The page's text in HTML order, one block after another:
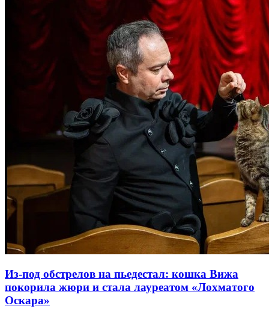
Из-под обстрелов на пьедестал: кошка Вижа
покорила жюри и стала лауреатом «Лохматого
Оскара»